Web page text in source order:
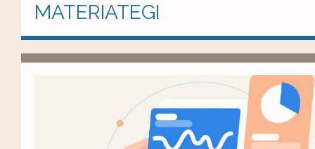
MATERIATEGI